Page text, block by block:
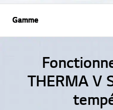
Gamme
Gamme
THERMA V